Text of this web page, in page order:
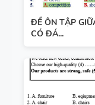
ĐỀ ÔN TẬP
CÓ ĐÁ...